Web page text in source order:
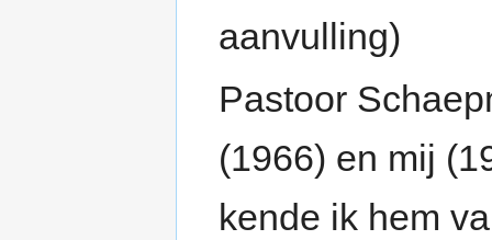
aanvulling)
Pastoor
(1966) en mij
kende ik hem